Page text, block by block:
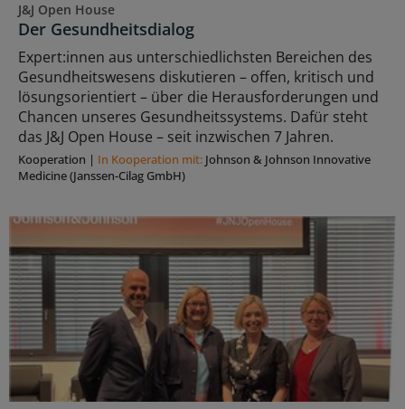
J&J Open House
Der Gesundheitsdialog
Expert:innen aus unterschiedlichsten Bereichen des
Gesundheitswesens diskutieren – offen, kritisch und
lösungsorientiert – über die Herausforderungen und
Chancen unseres Gesundheitssystems. Dafür steht
das J&J Open House – seit inzwischen 7 Jahren.
Kooperation | In Kooperation mit: Johnson & Johnson Innovative
Medicine (Janssen-Cilag GmbH)